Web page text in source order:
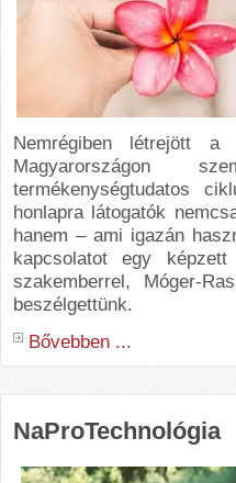
Nemrégiben létrejött a
Magyarországon
termékenységtudatos
honlapra látogatók
hanem – ami igazán
kapcsolatot egy
szakemberrel, Móger-
beszélgettünk.
Bővebben ...
NaProTechnológia